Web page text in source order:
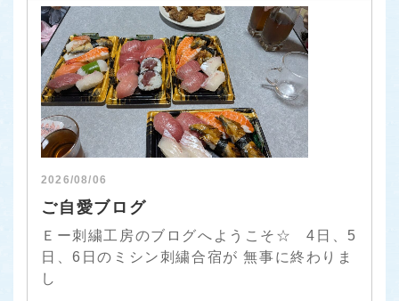
2026/08/06
ご自愛ブログ
Ｅー刺繍工房のブログへようこそ☆ 4日、5
日、6日のミシン刺繍合宿が 無事に終わりま
し